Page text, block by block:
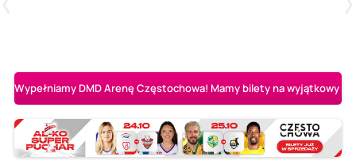
Wypełniamy DMD Arenę Częstochowa! Mamy bilety na wyjątkowy